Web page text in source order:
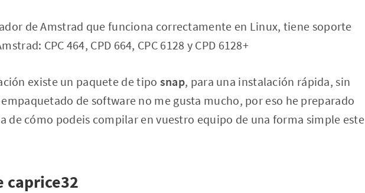
de Amstrad que funciona correctamente en Linux, tiene soporte
CPC 464, CPD 664, CPC 6128 y CPD 6128+
existe un paquete de tipo snap, para una instalación rápida, sin
de software no me gusta mucho, por eso he preparado
de cómo podeis compilar en vuestro equipo de una forma simple este
caprice32